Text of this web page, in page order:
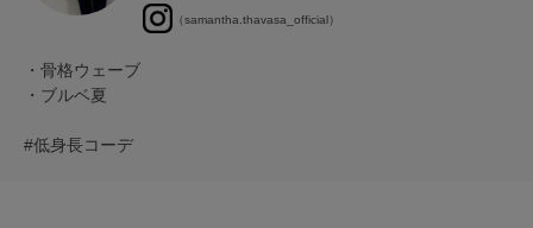
（samantha.thavasa_official）
・骨格ウェーブ
・ブルベ夏
#低身長コーデ